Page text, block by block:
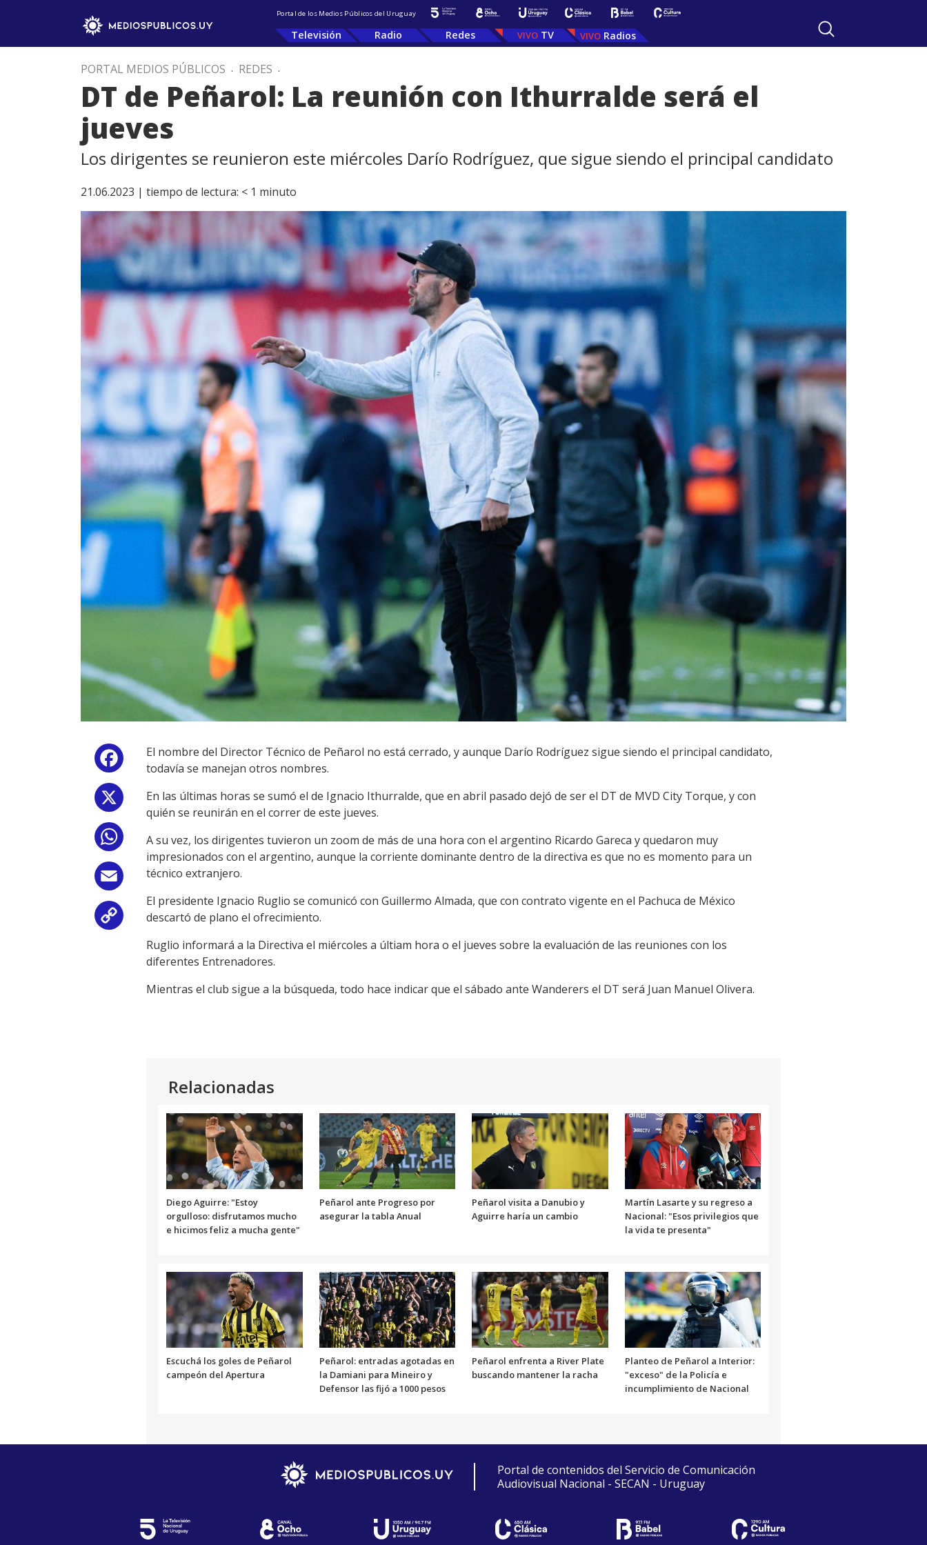
Portal de los Medios Públicos del Uruguay
Televisión Radio Redes TV Radios
PORTAL MEDIOS PÚBLICOS . REDES .
DT de Peñarol: La reunión con Ithurralde será el
jueves
Los dirigentes se reunieron este miércoles Darío Rodríguez, que sigue siendo el principal candidato
21.06.2023 | tiempo de lectura: < 1 minuto
Facebook
WhatsApp
Email
Copy
Link
El nombre del Director Técnico de Peñarol no está cerrado, y aunque Darío Rodríguez sigue siendo el principal candidato,
todavía se manejan otros nombres.
En las últimas horas se sumó el de Ignacio Ithurralde, que en abril pasado dejó de ser el DT de MVD City Torque, y con
quién se reunirán en el correr de este jueves.
A su vez, los dirigentes tuvieron un zoom de más de una hora con el argentino Ricardo Gareca y quedaron muy
impresionados con el argentino, aunque la corriente dominante dentro de la directiva es que no es momento para un
técnico extranjero.
El presidente Ignacio Ruglio se comunicó con Guillermo Almada, que con contrato vigente en el Pachuca de México
descartó de plano el ofrecimiento.
Ruglio informará a la Directiva el miércoles a últiam hora o el jueves sobre la evaluación de las reuniones con los
diferentes Entrenadores.
Mientras el club sigue a la búsqueda, todo hace indicar que el sábado ante Wanderers el DT será Juan Manuel Olivera.
Relacionadas
Diego Aguirre: "Estoy
orgulloso: disfrutamos mucho
e hicimos feliz a mucha gente"
Peñarol ante Progreso por
asegurar la tabla Anual
Peñarol visita a Danubio y
Aguirre haría un cambio
Martín Lasarte y su regreso a
Nacional: "Esos privilegios que
la vida te presenta"
Escuchá los goles de Peñarol
campeón del Apertura
Peñarol: entradas agotadas en
la Damiani para Mineiro y
Defensor las fijó a 1000 pesos
Peñarol enfrenta a River Plate
buscando mantener la racha
Planteo de Peñarol a Interior:
"exceso" de la Policía e
incumplimiento de Nacional
Portal de contenidos del Servicio de Comunicación
Audiovisual Nacional - SECAN - Uruguay